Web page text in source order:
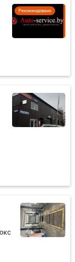
Рекомендовано